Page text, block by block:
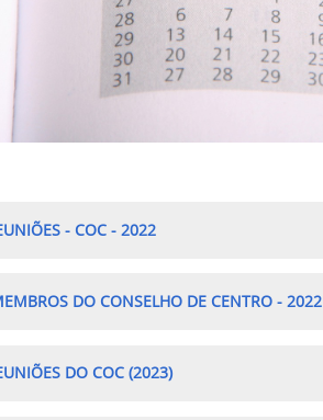
- COC - 2022
DO CONSELHO DE CENTRO - 2022
DO COC (2023)